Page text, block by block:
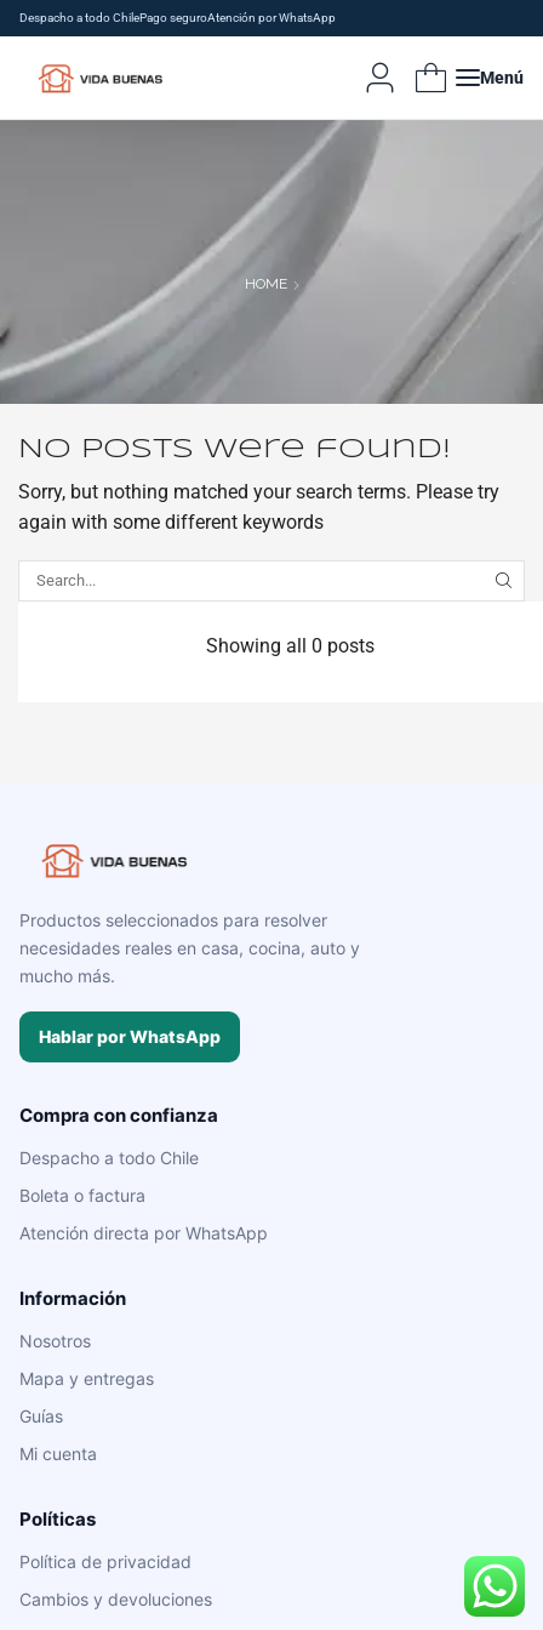
Despacho a todo ChilePago seguroAtención por WhatsApp
Menú
HOME
No posts were found!
Sorry, but nothing matched your search terms. Please try
again with some different keywords
Showing all 0 posts
Productos seleccionados para resolver
necesidades reales en casa, cocina, auto y
mucho más.
Hablar por WhatsApp
Compra con confianza
Despacho a todo Chile
Boleta o factura
Atención directa por WhatsApp
Información
Nosotros
Mapa y entregas
Guías
Mi cuenta
Políticas
Política de privacidad
Cambios y devoluciones